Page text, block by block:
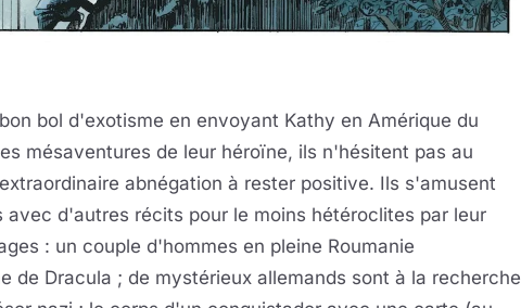
bol d'exotisme en envoyant Kathy en Amérique du
mésaventures de leur héroïne, ils n'hésitent pas au
abnégation à rester positive. Ils s'amusent
avec d'autres récits pour le moins hétéroclites par leur
: un couple d'hommes en pleine Roumanie
de Dracula ; de mystérieux allemands sont à la recherche